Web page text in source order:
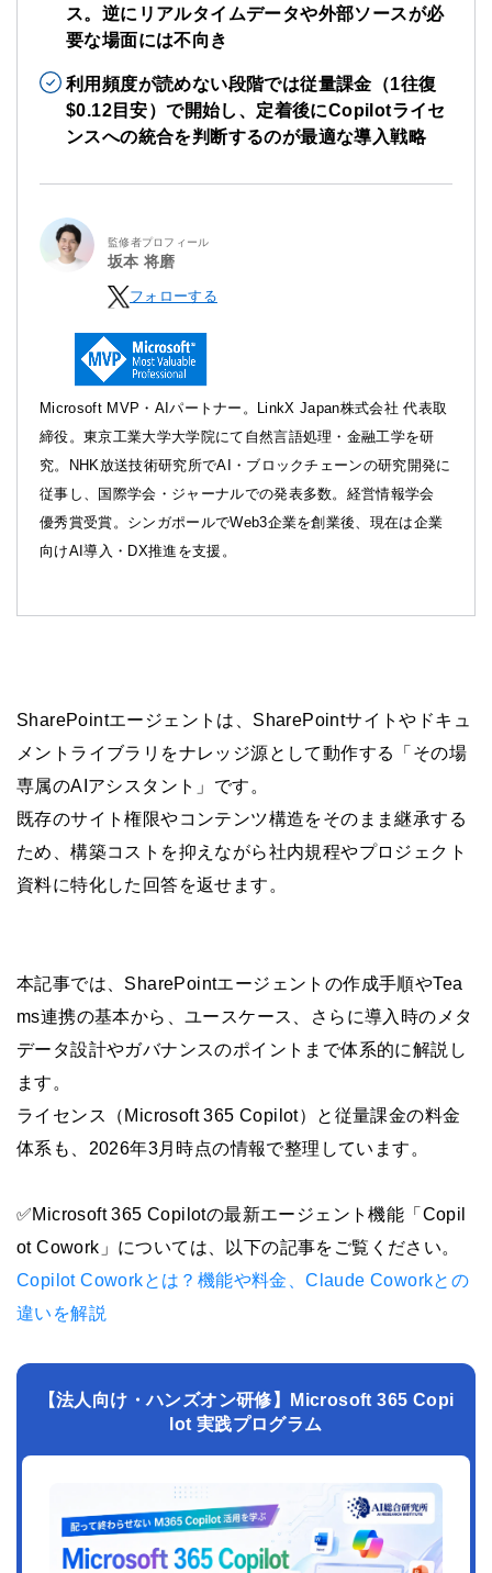
ス。逆にリアルタイムデータや外部ソースが必
要な場面には不向き
利用頻度が読めない段階では従量課金（1往復
$0.12目安）で開始し、定着後にCopilotライセ
ンスへの統合を判断するのが最適な導入戦略
監修者プロフィール
坂本 将磨
フォローする
Microsoft MVP・AIパートナー。LinkX Japan株式会社 代表取
締役。東京工業大学大学院にて自然言語処理・金融工学を研
究。NHK放送技術研究所でAI・ブロックチェーンの研究開発に
従事し、国際学会・ジャーナルでの発表多数。経営情報学会
優秀賞受賞。シンガポールでWeb3企業を創業後、現在は企業
向けAI導入・DX推進を支援。
SharePointエージェントは、SharePointサイトやドキュ
メントライブラリをナレッジ源として動作する「その場
専属のAIアシスタント」です。
既存のサイト権限やコンテンツ構造をそのまま継承する
ため、構築コストを抑えながら社内規程やプロジェクト
資料に特化した回答を返せます。
本記事では、SharePointエージェントの作成手順やTea
ms連携の基本から、ユースケース、さらに導入時のメタ
データ設計やガバナンスのポイントまで体系的に解説し
ます。
ライセンス（Microsoft 365 Copilot）と従量課金の料金
体系も、2026年3月時点の情報で整理しています。
✅Microsoft 365 Copilotの最新エージェント機能「Copil
ot Cowork」については、以下の記事をご覧ください。
Copilot Coworkとは？機能や料金、Claude Coworkとの
違いを解説
【法人向け・ハンズオン研修】Microsoft 365 Copi
lot 実践プログラム